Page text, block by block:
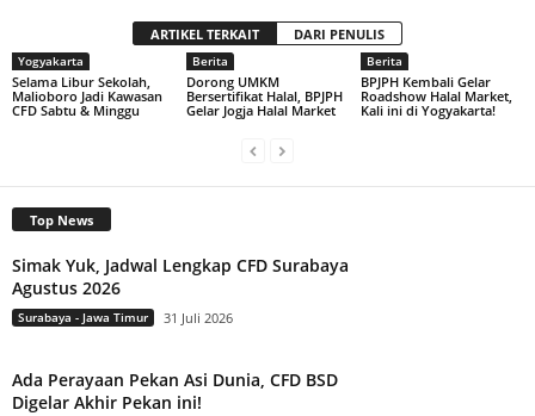
ARTIKEL TERKAIT DARI PENULIS
Yogyakarta
Selama Libur Sekolah,
Malioboro Jadi Kawasan
CFD Sabtu & Minggu
Berita
Dorong UMKM
Bersertifikat Halal, BPJPH
Gelar Jogja Halal Market
Berita
BPJPH Kembali Gelar
Roadshow Halal Market,
Kali ini di Yogyakarta!
Top News
Simak Yuk, Jadwal Lengkap CFD Surabaya
Agustus 2026
Surabaya - Jawa Timur 31 Juli 2026
Ada Perayaan Pekan Asi Dunia, CFD BSD
Digelar Akhir Pekan ini!